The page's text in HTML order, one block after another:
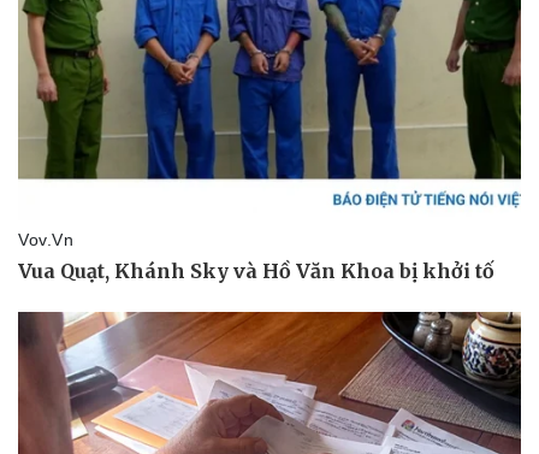
Sức khỏe
Đời sống